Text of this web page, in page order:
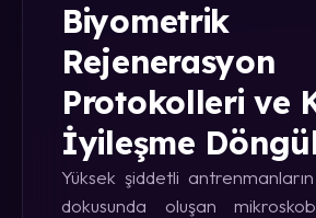
Biyometrik
Rejenerasyon
Protokolleri ve
İyileşme
Yüksek şiddetli
dokusunda oluşan